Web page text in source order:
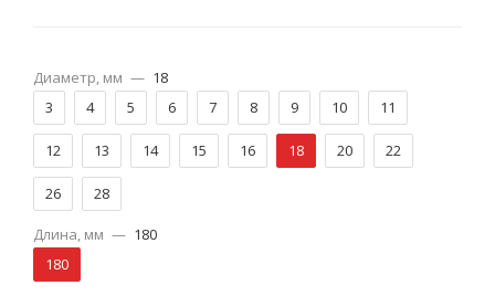
Диаметр, мм — 18
3
4 5 6 7 8 9 10 11
12 13 14 15 16 18 20 22
26 28
Длина, мм — 180
180